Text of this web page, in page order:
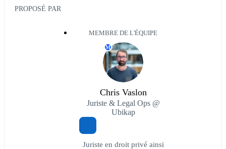
PROPOSÉ PAR
MEMBRE DE L'ÉQUIPE
M
Chris Vaslon
Juriste & Legal Ops @
Ubikap
Juriste en droit privé ainsi